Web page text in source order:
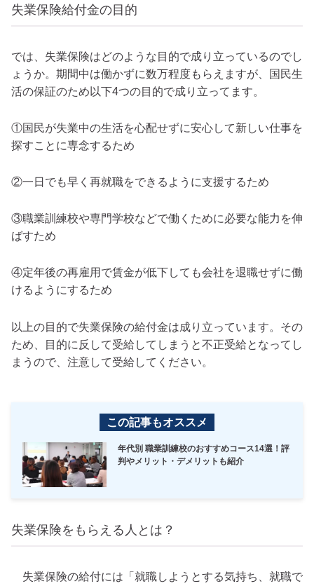
失業保険給付金の目的
では、失業保険はどのような目的で成り立っているのでし
ょうか。期間中は働かずに数万程度もらえますが、国民生
活の保証のため以下4つの目的で成り立ってます。
①国民が失業中の生活を心配せずに安心して新しい仕事を
探すことに専念するため
②一日でも早く再就職をできるように支援するため
③職業訓練校や専門学校などで働くために必要な能力を伸
ばすため
④定年後の再雇用で賃金が低下しても会社を退職せずに働
けるようにするため
以上の目的で失業保険の給付金は成り立っています。その
ため、目的に反して受給してしまうと不正受給となってし
まうので、注意して受給してください。
この記事もオススメ
年代別 職業訓練校のおすすめコース14選！評
判やメリット・デメリットも紹介
失業保険をもらえる人とは？
失業保険の給付には「就職しようとする気持ち、就職で